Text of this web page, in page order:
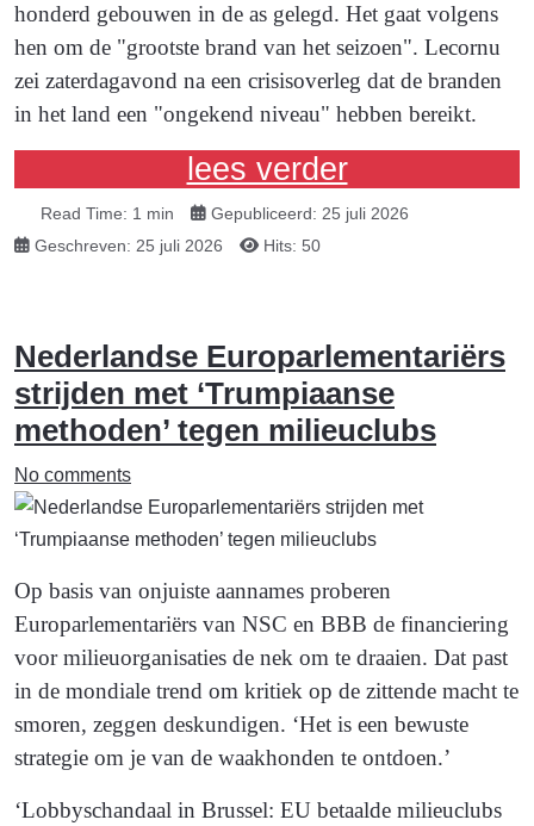
honderd gebouwen in de as gelegd. Het gaat volgens
hen om de "grootste brand van het seizoen". Lecornu
zei zaterdagavond na een crisisoverleg dat de branden
in het land een "ongekend niveau" hebben bereikt.
lees verder
Read Time: 1 min
Gepubliceerd: 25 juli 2026
Geschreven: 25 juli 2026
Hits: 50
Nederlandse Euro­parlemen­tariërs
strijden met ‘Trumpiaanse
methoden’ tegen milieuclubs
No comments
Op basis van onjuiste aannames proberen
Europarlementariërs van NSC en BBB de financiering
voor milieuorganisaties de nek om te draaien. Dat past
in de mondiale trend om kritiek op de zittende macht te
smoren, zeggen deskundigen. ‘Het is een bewuste
strategie om je van de waakhonden te ontdoen.’
‘Lobbyschandaal in Brussel: EU betaalde milieuclubs